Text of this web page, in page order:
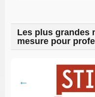
Les plus grandes
mesure pour